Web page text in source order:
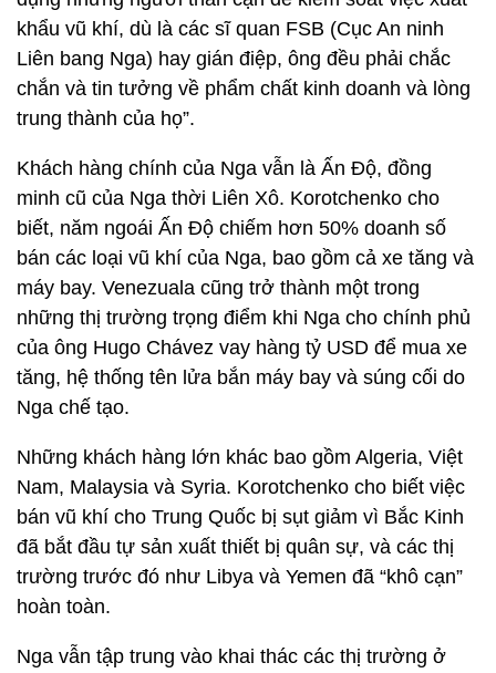
khẩu vũ khí, dù là các sĩ quan FSB (Cục An ninh
Liên bang Nga) hay gián điệp, ông đều phải chắc
chắn và tin tưởng về phẩm chất kinh doanh và lòng
trung thành của họ”.
Khách hàng chính của Nga vẫn là Ấn Độ, đồng
minh cũ của Nga thời Liên Xô. Korotchenko cho
biết, năm ngoái Ấn Độ chiếm hơn 50% doanh số
bán các loại vũ khí của Nga, bao gồm cả xe tăng và
máy bay. Venezuala cũng trở thành một trong
những thị trường trọng điểm khi Nga cho chính phủ
của ông Hugo Chávez vay hàng tỷ USD để mua xe
tăng, hệ thống tên lửa bắn máy bay và súng cối do
Nga chế tạo.
Những khách hàng lớn khác bao gồm Algeria, Việt
Nam, Malaysia và Syria. Korotchenko cho biết việc
bán vũ khí cho Trung Quốc bị sụt giảm vì Bắc Kinh
đã bắt đầu tự sản xuất thiết bị quân sự, và các thị
trường trước đó như Libya và Yemen đã “khô cạn”
hoàn toàn.
Nga vẫn tập trung vào khai thác các thị trường ở